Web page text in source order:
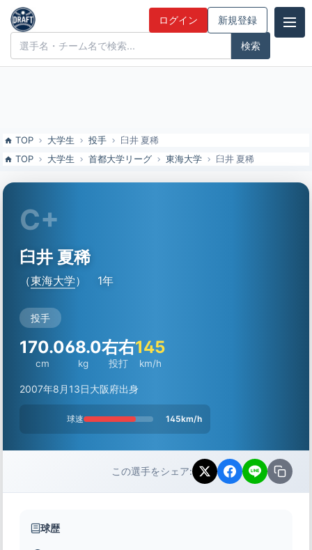
臼井 夏稀（東海大）の特徴とドラフト評価 | ドラフト候補とみんなの
評価
ドラフト候補とみんなの評価 ログイン 新規登録
TOP 大学生 投手
臼井 夏稀
TOP
大学生 首都大学リーグ 東海大学 臼井 夏稀
C+
臼井 夏稀
（東海大学） 1年
投手
170.0
cm
68.0
kg
右右
投打
145
km/h
2007年8月13日大阪府出身
球速 145km/h
この選手をシェア:
球歴